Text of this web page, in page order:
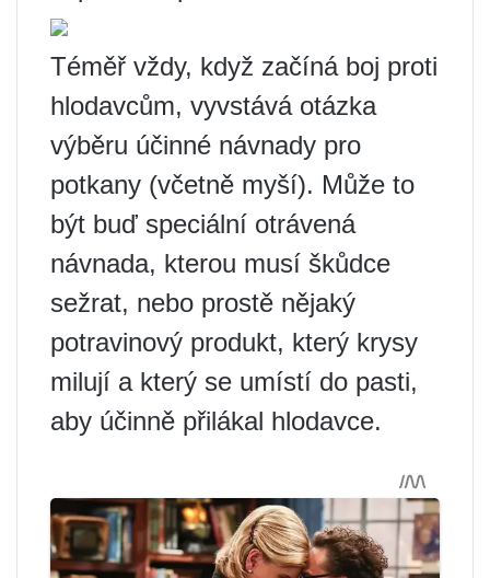
Téměř vždy, když začíná boj proti
hlodavcům, vyvstává otázka
výběru účinné návnady pro
potkany (včetně myší). Může to
být buď speciální otrávená
návnada, kterou musí škůdce
sežrat, nebo prostě nějaký
potravinový produkt, který krysy
milují a který se umístí do pasti,
aby účinně přilákal hlodavce.